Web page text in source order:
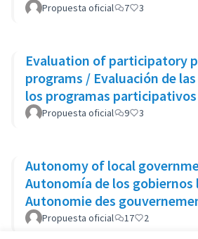
Propuesta oficial 7 3
Evaluation of participatory
programs / Evaluación de
los programas
des politiques et des
Propuesta oficial 9 3
Autonomy of local
Autonomía de los gobiernos
Autonomie des
Propuesta oficial 17 2